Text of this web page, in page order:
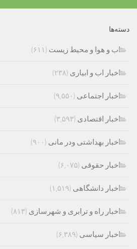
دسته‌ها
اب و هوا و محیط زیست (۶۱۱)
اخبار اب و ابیاری (۲۳۸)
اخبار اجتماعی (۹,۵۵۰)
اخبار اقتصادی (۳,۵۹۳)
اخبار بهداشتی ودر مانی (۹۰۰)
اخبار حقوقی (۶,۰۷۵)
اخبار دانشگاهی (۱,۵۱۹)
اخبار راه و ترابری و شهرسازی (۸۱۳)
اخبار سیاسی (۶,۳۸۹)